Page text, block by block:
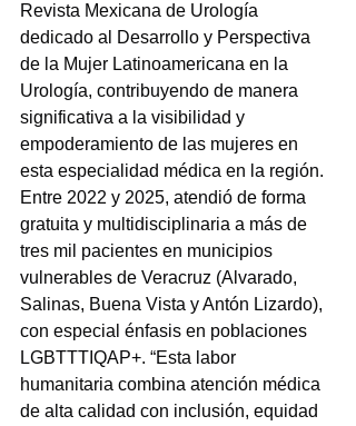
Revista Mexicana de Urología
dedicado al Desarrollo y Perspectiva
de la Mujer Latinoamericana en la
Urología, contribuyendo de manera
significativa a la visibilidad y
empoderamiento de las mujeres en
esta especialidad médica en la región.
Entre 2022 y 2025, atendió de forma
gratuita y multidisciplinaria a más de
tres mil pacientes en municipios
vulnerables de Veracruz (Alvarado,
Salinas, Buena Vista y Antón Lizardo),
con especial énfasis en poblaciones
LGBTTTIQAP+. “Esta labor
humanitaria combina atención médica
de alta calidad con inclusión, equidad